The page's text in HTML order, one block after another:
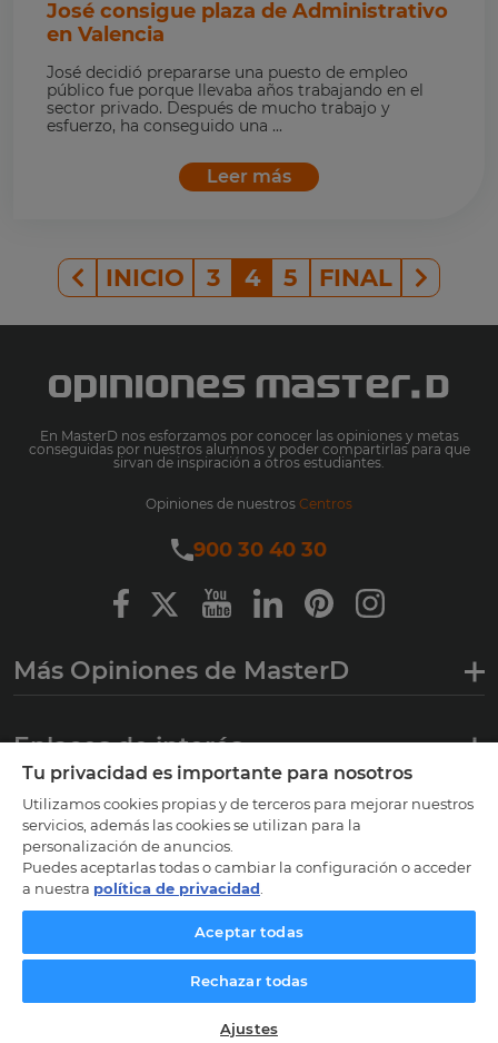
José consigue plaza de Administrativo
en Valencia
José decidió prepararse una puesto de empleo
público fue porque llevaba años trabajando en el
sector privado. Después de mucho trabajo y
esfuerzo, ha conseguido una ...
Leer más
INICIO 3 4 5 FINAL
En MasterD nos esforzamos por conocer las opiniones y metas
conseguidas por nuestros alumnos y poder compartirlas para que
sirvan de inspiración a otros estudiantes.
Opiniones de nuestros Centros
900 30 40 30
Más Opiniones de MasterD
Enlaces de interés
Certificaciones
Política de privacidad
Ajustes de cookies
Tu privacidad es importante para nosotros
Utilizamos cookies propias y de terceros para mejorar nuestros
servicios, además las cookies se utilizan para la
personalización de anuncios.
Puedes aceptarlas todas o cambiar la configuración o acceder
a nuestra política de privacidad
Aceptar todas
Rechazar todas
Ajustes